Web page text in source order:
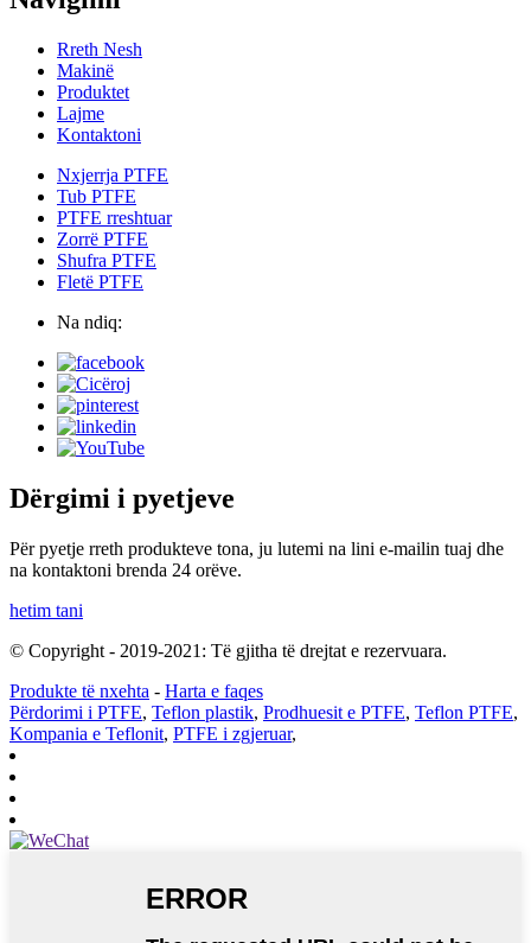
Rreth Nesh
Makinë
Produktet
Lajme
Kontaktoni
Nxjerrja PTFE
Tub PTFE
PTFE rreshtuar
Zorrë PTFE
Shufra PTFE
Fletë PTFE
Na ndiq:
Dërgimi i pyetjeve
Për pyetje rreth produkteve tona, ju lutemi na lini e-mailin tuaj dhe
na kontaktoni brenda 24 orëve.
hetim tani
© Copyright - 2019-2021: Të gjitha të drejtat e rezervuara.
Produkte të nxehta - Harta e faqes
Përdorimi i PTFE, Teflon plastik, Prodhuesit e PTFE, Teflon PTFE,
Kompania e Teflonit, PTFE i zgjeruar,